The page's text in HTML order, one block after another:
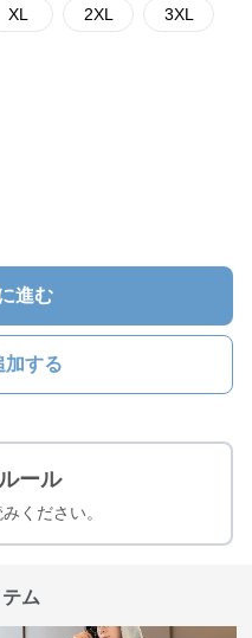
XL 2XL 3XL
進む
加する
ール
ください。
ム